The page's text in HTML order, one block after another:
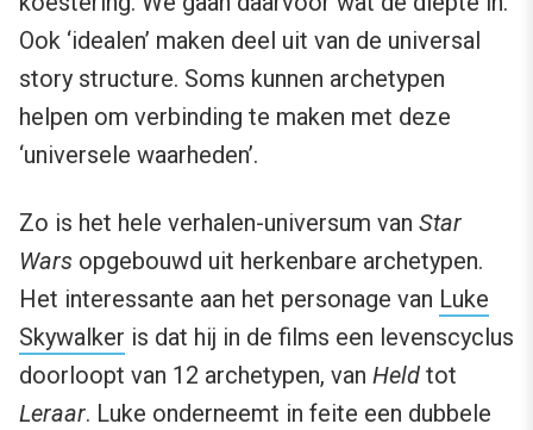
Ook ‘idealen’ maken deel uit van de universal
story structure. Soms kunnen archetypen
helpen om verbinding te maken met deze
‘universele waarheden’.
Zo is het hele verhalen-universum van Star
Wars opgebouwd uit herkenbare archetypen.
Het interessante aan het personage van Luke
Skywalker is dat hij in de films een levenscyclus
doorloopt van 12 archetypen, van Held tot
Leraar. Luke onderneemt in feite een dubbele